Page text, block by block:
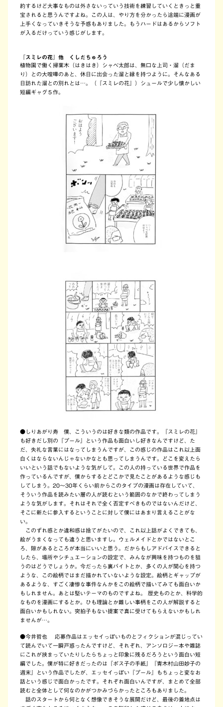
約するけど大事なものは外さないっていう技術を練習していくときっと重
宝されると思うんですよね。この人は、やり方を分かったら途端に漫画が
上手くなっていきそうな予感もありました。もうハードはあるからソフト
が入るだけっていう感じがします。
『スミレの花』他 くしだちゅろう
植物園で働く掃葉木（はきはき）シャベ太郎は、無口な上司・溜（だま
り）との大喧嘩のあと、休日に出会った溜と縁を持つように。そんなある
日訪れた溜との別れとは…。（『スミレの花』）シュールで少し懐かしい
短編ギャグ５作。
●しりあがり寿 僕、こういうのは好きな類の作品です。『スミレの花』
も好きだし別の『プール』という作品も面白いし好きなんですけど、た
だ、失礼な言葉にはなってしまうんですが、この感じの作品はこれ以上面
白くはならないんじゃないかなとも思ってしまうんです。どこを変えたら
いいという話でもないような気がして。この人の持っている世界で作品を
作っているんですが、僕からするとどこかで見たことがあるような感じも
してしまう。20～30年くらい前からこのタイプの漫画は存在していて、
そういう作品を読みたい層の人が読むという範囲のなかで終わってしまう
ような気がします。それはそれで全く否定すべきものではないんだけど、
そこに新たに参入するということに対して僕にはあまり言えることがな
い。
このずれ感とか違和感は捨てがたいので、これ以上話がよくできても、
絵がうまくなっても違うと思いますし。ウェルメイドとかではないとこ
ろ、隙があるところが本当にいいと思う。だからもしアドバイスできると
したら、場所やシチュエーションの設定で、みんなが興味を持つものを狙
うのはどうでしょうか。今だったら裏バイトとか、多くの人が関心を持つ
ような、この絵柄ではまだ描かれていないような設定。絵柄とギャップが
あるような、すごく凄惨な事件なんかをこの絵柄で描いてみても面白いか
もしれません。あとは堅いテーマのものですよね。 歴史ものとか、科学的
なものを漫画にするとか。ひも理論とか難しい事柄をこの人が解説すると
面白いかもしれない。突拍子もない提案で真に受けてもらえないかもしれ
ませんが…。
●今井哲也 応募作品はエッセイっぽいものとフィクションが混じってい
て読んでいて一瞬戸惑ったんですけど、それぞれ、アンソロジー本や雑誌
にこれが挟まっていたりしたらちょっと印象に残るだろうという面白い短
編でした。僕が特に好きだったのは『ポス子の手紙』『青木村山田妙子の
週末』という作品でしたが、エッセイっぽい『プール』もちょっと変なお
話という感じで面白かったです。それぞれ面白いんですが、まとめて全部
読むと全体として何なのかがつかみづらかったところもありました。
話のスタートから何となく想像できそうな展開だけど、最後の着地点は